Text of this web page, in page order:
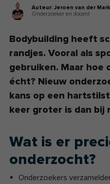
Auteur: Jeroen van der
Onderzoeker en docent
Bodybuilding heeft
randjes. Vooral als
gebruiken. Maar hoe
écht? Nieuw
kans op een
keer groter is dan bij
Wat is er
onderzocht?
Onderzoekers